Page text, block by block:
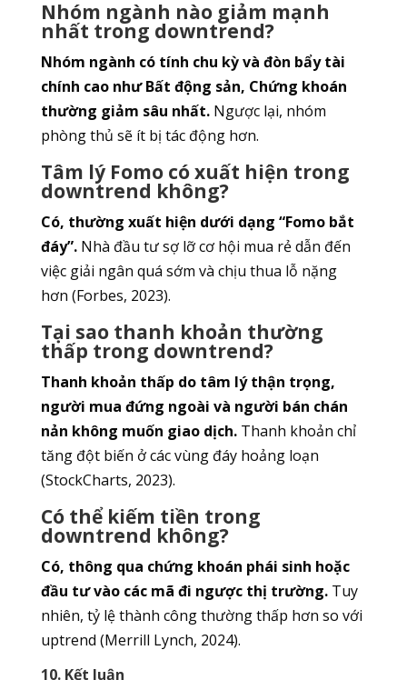
Nhóm ngành nào giảm mạnh
nhất trong downtrend?
Nhóm ngành có tính chu kỳ và đòn bẩy tài
chính cao như Bất động sản, Chứng khoán
thường giảm sâu nhất.Ngược lại, nhóm
phòng thủ sẽ ít bị tác động hơn.
Tâm lý Fomo có xuất hiện trong
downtrend không?
Có, thường xuất hiện dưới dạng “Fomo bắt
đáy”.Nhà đầu tư sợ lỡ cơ hội mua rẻ dẫn đến
việc giải ngân quá sớm và chịu thua lỗ nặng
hơn (Forbes, 2023).
Tại sao thanh khoản thường
thấp trong downtrend?
Thanh khoản thấp do tâm lý thận trọng,
người mua đứng ngoài và người bán chán
nản không muốn giao dịch.Thanh khoản chỉ
tăng đột biến ở các vùng đáy hoảng loạn
(StockCharts, 2023).
Có thể kiếm tiền trong
downtrend không?
Có, thông qua chứng khoán phái sinh hoặc
đầu tư vào các mã đi ngược thị trường.Tuy
nhiên, tỷ lệ thành công thường thấp hơn so với
uptrend (Merrill Lynch, 2024).
10. Kết luận